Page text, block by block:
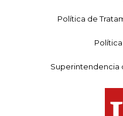
Política de
Superintendencia